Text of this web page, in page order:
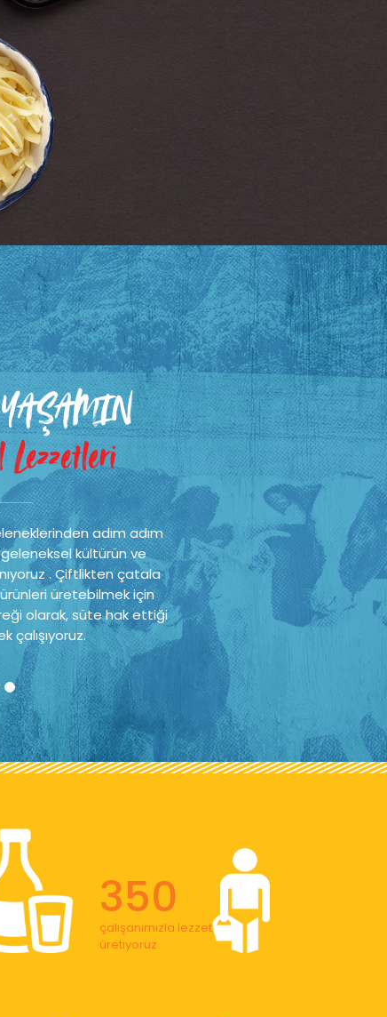
adım adım
kültürün ve
. Çiftlikten çatala
üretebilmek için
olarak, süte hak ettiği
çalışıyoruz.
350
çalışanımızla lezzet
üretiyoruz